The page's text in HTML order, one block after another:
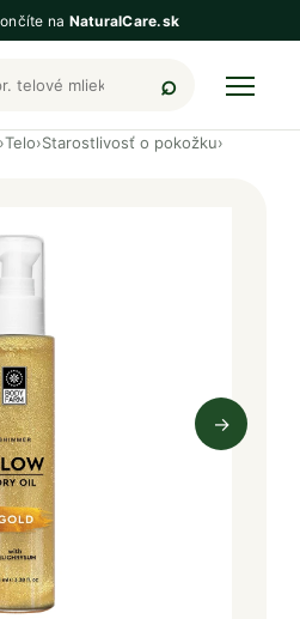
na NaturalCare.sk
BodyFarm
›Telo›Starostlivosť o pokožku›
→